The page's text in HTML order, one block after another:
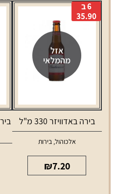
אזל
מהמלאי
6 ב
35.90
בירה באדוויזר 330 מ"ל
אלכוהול,בירות
₪7.20